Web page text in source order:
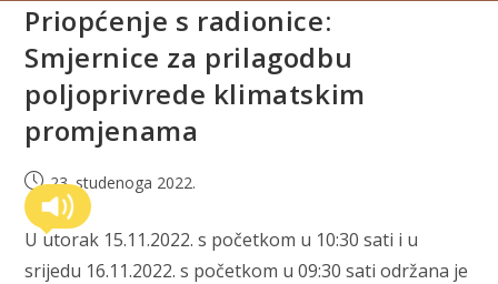
Priopćenje s radionice:
Smjernice za prilagodbu
poljoprivrede klimatskim
promjenama
Objava
objavljena:
23. studenoga 2022.
U utorak 15.11.2022. s početkom u 10:30 sati i u
srijedu 16.11.2022. s početkom u 09:30 sati održana je